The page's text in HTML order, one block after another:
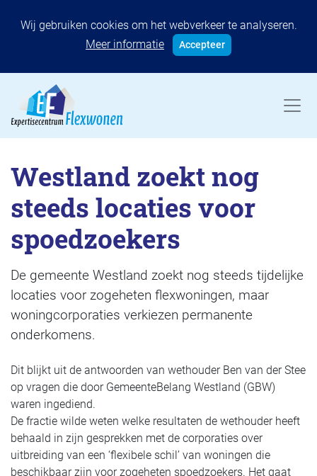
Wij gebruiken cookies om het webverkeer te analyseren.
Meer informatie
Accepteer
Westland zoekt nog
steeds locaties voor
spoedzoekers
De gemeente Westland zoekt nog steeds tijdelijke
locaties voor zogeheten flexwoningen, maar
woningcorporaties verkiezen permanente
onderkomens.
Dit blijkt uit de antwoorden van wethouder Ben van der Stee
op vragen die door GemeenteBelang Westland (GBW)
waren ingediend.
De fractie wilde weten welke resultaten de wethouder heeft
behaald in zijn gesprekken met de corporaties over
uitbreiding van een ‘flexibele schil’ van woningen die
beschikbaar zijn voor zogeheten spoedzoekers. Het gaat